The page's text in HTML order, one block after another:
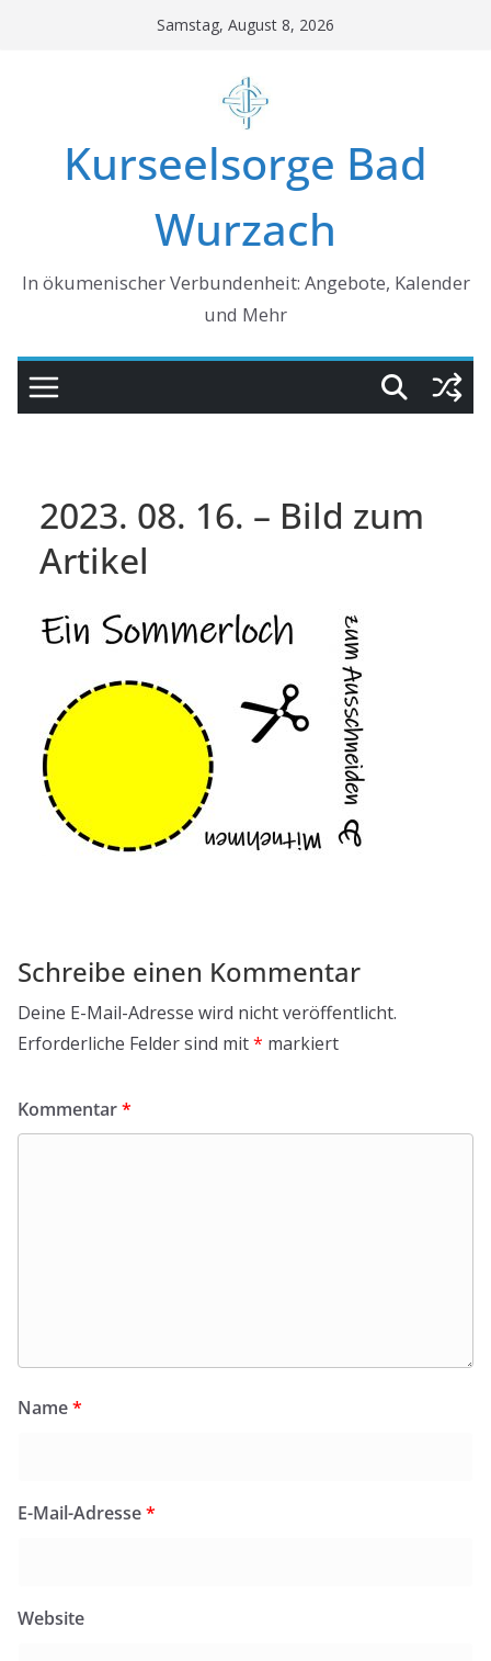
Samstag, August 8, 2026
Kurseelsorge Bad
Wurzach
In ökumenischer Verbundenheit: Angebote, Kalender
und Mehr
2023. 08. 16. – Bild zum
Artikel
Schreibe einen Kommentar
Deine E-Mail-Adresse wird nicht veröffentlicht.
Erforderliche Felder sind mit* markiert
Kommentar*
Name*
E-Mail-Adresse*
Website